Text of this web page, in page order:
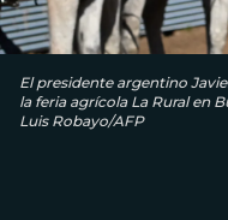
El presidente argentino
la feria agrícola La Rural en
Luis Robayo/AFP